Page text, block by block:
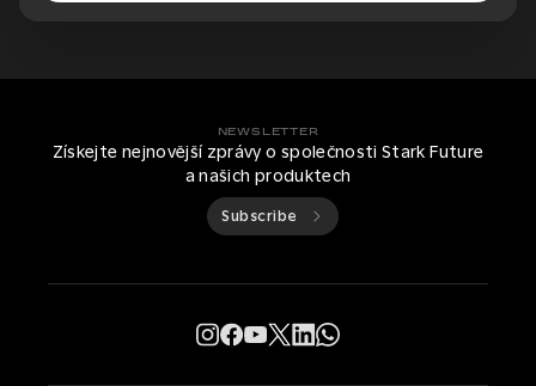
NEWSLETTER
Získejte nejnovější zprávy o společnosti Stark Future
a našich produktech
Subscribe